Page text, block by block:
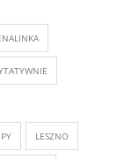
LESZNO